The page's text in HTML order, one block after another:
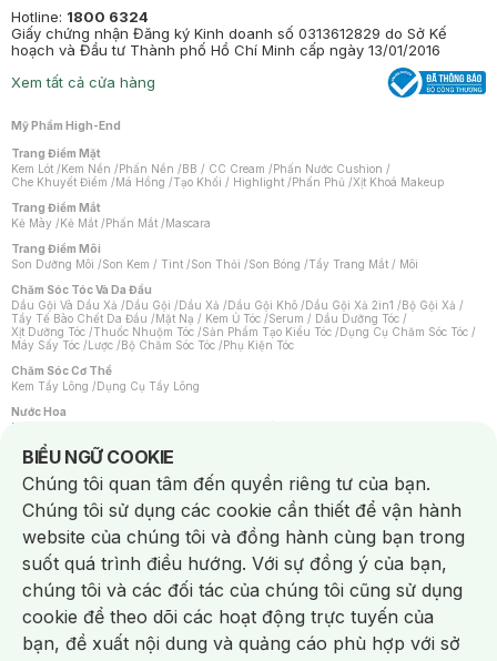
Hotline: 1800 6324
Giấy chứng nhận Đăng ký Kinh doanh số 0313612829 do Sở Kế
hoạch và Đầu tư Thành phố Hồ Chí Minh cấp ngày 13/01/2016
Xem tất cả cửa hàng
Mỹ Phẩm High-End
Trang Điểm Mặt
Kem Lót /Kem Nền /Phấn Nền /BB / CC Cream /Phấn Nước Cushion /
Che Khuyết Điểm /Má Hồng /Tạo Khối / Highlight /Phấn Phủ /Xịt Khoá Makeup
Trang Điểm Mắt
Kẻ Mày /Kẻ Mắt /Phấn Mắt /Mascara
Trang Điểm Môi
Son Dưỡng Môi /Son Kem / Tint /Son Thỏi /Son Bóng /Tẩy Trang Mắt / Môi
Chăm Sóc Tóc Và Da Đầu
Dầu Gội Và Dầu Xả /Dầu Gội /Dầu Xả /Dầu Gội Khô /Dầu Gội Xả 2in1 /Bộ Gội Xả /
Tẩy Tế Bào Chết Da Đầu /Mặt Nạ / Kem Ủ Tóc /Serum / Dầu Dưỡng Tóc /
Xịt Dưỡng Tóc /Thuốc Nhuộm Tóc /Sản Phẩm Tạo Kiểu Tóc /Dụng Cụ Chăm Sóc Tóc /
Máy Sấy Tóc /Lược /Bộ Chăm Sóc Tóc /Phụ Kiện Tóc
Chăm Sóc Cơ Thể
Kem Tẩy Lông /Dụng Cụ Tẩy Lông
Nước Hoa
Nước Hoa Nữ
Chăm Sóc Cá Nhân
Chống Muỗi /Khẩu Trang /Máy Massage/Mặt Nạ Xông Hơi /Nước Rửa Tay/
Sản Phẩm Chăm Sóc Khác /Bàn Chải Đánh Răng /Bàn Chải Điện/
Hỗ Trợ Trắng Răng/Kem Đánh Răng /Máy Tăm Nước/ Nước Súc Miệng/
Tăm / Chỉ Nha Khoa/ Xịt Thơm Miệng / Dung Dịch Vệ Sinh/Dưỡng Vùng Kín/
Khăn Ướt Vệ Sinh Vùng Kín/Băng Vệ Sinh/Tampon/Bọt Cạo Râu /Dao Cạo Râu/
Máy Cạo Râu
Vấn Đề Về Da
Da Dầu / Lỗ Chân Lông To/ Da Khô / Mất Nước/ Da Lão Hóa/ Da Mụn/
Da Nhạy Cảm / Kích Ứng
Da Xỉn Màu Thâm / Nám / Tàn Nhang
Quầng Thâm & Bọng Mắt /Sẹo /Viêm Da Cơ Địa
Dụng Cụ / Phụ Kiện Chăm Sóc Da
Bông Tẩy Trang
Khăn Lau Mặt Khô Dụng Cụ / Máy Rửa Mặt Máy Chăm Sóc Da
BIỂU NGỮ COOKIE
Notice about cookies usage
Chúng tôi quan tâm đến quyền riêng tư của bạn.
Chúng tôi sử dụng các cookie cần thiết để vận hành
website của chúng tôi và đồng hành cùng bạn trong
suốt quá trình điều hướng. Với sự đồng ý của bạn,
chúng tôi và các đối tác của chúng tôi cũng sử dụng
cookie để theo dõi các hoạt động trực tuyến của
bạn, đề xuất nội dung và quảng cáo phù hợp với sở